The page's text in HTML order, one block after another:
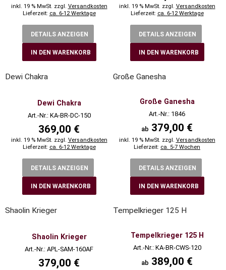
inkl. 19 % MwSt. zzgl. Versandkosten
Lieferzeit: ca. 6-12 Werktage
DETAILS ANZEIGEN
IN DEN WARENKORB
inkl. 19 % MwSt. zzgl. Versandkosten
Lieferzeit: ca. 6-12 Werktage
DETAILS ANZEIGEN
IN DEN WARENKORB
Dewi Chakra
Dewi Chakra
Art.-Nr.: KA-BR-DC-150
369,00 €
inkl. 19 % MwSt. zzgl. Versandkosten
Lieferzeit: ca. 6-12 Werktage
DETAILS ANZEIGEN
IN DEN WARENKORB
Große Ganesha
Große Ganesha
Art.-Nr.: 1846
ab 379,00 €
inkl. 19 % MwSt. zzgl. Versandkosten
Lieferzeit: ca. 5-7 Wochen
DETAILS ANZEIGEN
IN DEN WARENKORB
Shaolin Krieger
Shaolin Krieger
Art.-Nr.: APL-SAM-160AF
379,00 €
Tempelkrieger 125 H
Tempelkrieger 125 H
Art.-Nr.: KA-BR-CWS-120
ab 389,00 €